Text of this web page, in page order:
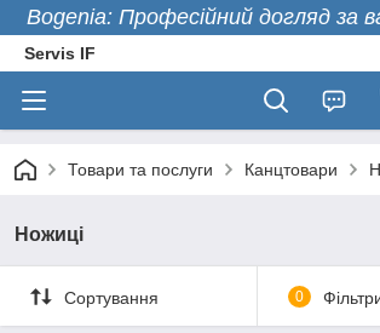
Bogenia: Професійний догляд за
Servis IF
Товари та послуги Канцтовари
Ножиці
Сортування 0